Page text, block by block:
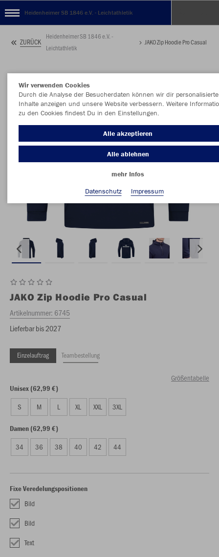
Heidenheimer SB 1846 e.V. - Leichtathletik
ZURÜCK
Heidenheimer SB 1846 e.V. -
Leichtathletik
JAKO Zip Hoodie Pro Casual
JAKO Zip Hoodie Pro Casual
Artikelnummer: 6745
Lieferbar bis 2027
Einzelauftrag Teambestellung
Größentabelle
Unisex (62,99 €)
S M L XL XXL 3XL
Damen (62,99 €)
34 36 38 40 42 44
Fixe Veredelungspositionen
Bild
Bild
Text
Wir verwenden Cookies
Durch die Analyse der Besucherdaten können wir dir personalisierte
Inhalte anzeigen und unsere Website verbessern. Weitere
zu den Cookies findest Du in den Einstellungen.
Alle akzeptieren
Alle ablehnen
mehr Infos
Datenschutz
Impressum